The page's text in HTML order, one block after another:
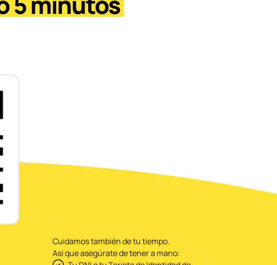
Cuidamos también de tu tiempo.
Así que asegúrate de tener a mano: